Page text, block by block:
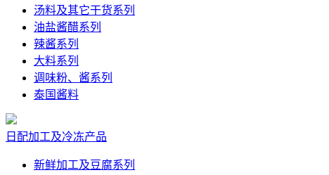
汤料及其它干货系列
油盐酱醋系列
辣酱系列
大料系列
调味粉、酱系列
泰国酱料
日配加工及冷冻产品
新鲜加工及豆腐系列